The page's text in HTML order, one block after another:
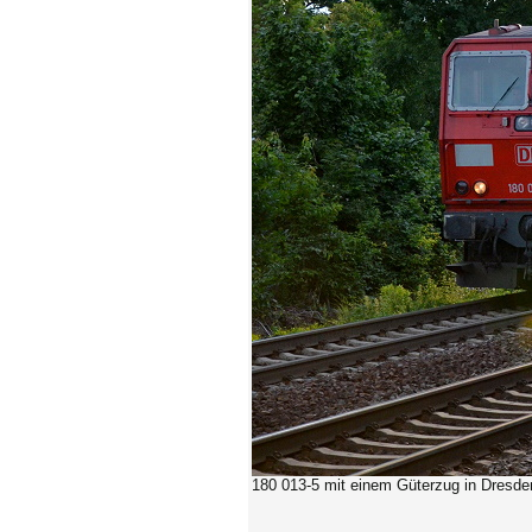
180 013-5 mit einem Güterzug in